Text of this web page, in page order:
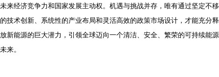
未来经济竞争力和国家发展主动权。机遇与挑战并存，唯有通过坚定不移
的技术创新、系统性的产业布局和灵活高效的政策市场设计，才能充分释
放新能源的巨大潜力，引领全球迈向一个清洁、安全、繁荣的可持续能源
未来。